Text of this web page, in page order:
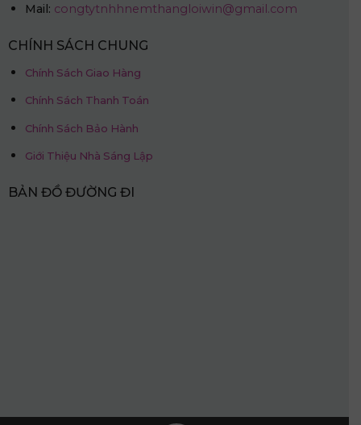
Mail: congtytnhhnemthangloiwin@gmail.com
CHÍNH SÁCH CHUNG
Chính Sách Giao Hàng
Chính Sách Thanh Toán
Chính Sách Bảo Hành
Giới Thiệu Nhà Sáng Lập
BẢN ĐỒ ĐƯỜNG ĐI